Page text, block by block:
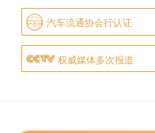
汽车流通协会行认证
权威媒体多次报道